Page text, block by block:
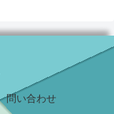
問い合わせ